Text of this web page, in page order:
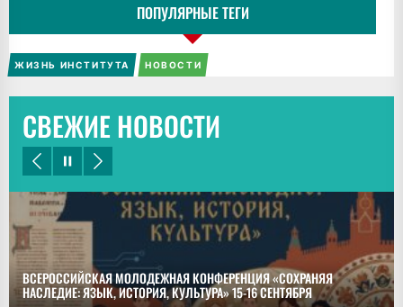
ПОПУЛЯРНЫЕ ТЕГИ
ЖИЗНЬ ИНСТИТУТА НОВОСТИ
СВЕЖИЕ НОВОСТИ
ВСЕРОССИЙСКАЯ МОЛОДЕЖНАЯ КОНФЕРЕНЦИЯ «СОХРАНЯЯ
НАСЛЕДИЕ: ЯЗЫК, ИСТОРИЯ, КУЛЬТУРА» 15-16 СЕНТЯБРЯ